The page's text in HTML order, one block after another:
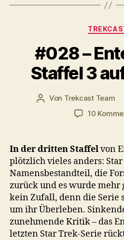
y
#028 –
Staffel 3
Beitragsautor
Von Trekcast Team
10
In der dritten Staffelvon
plötzlich vieles anders:
Namensbestandteil, die
zurück und es wurde mehr
kein Zufall, denn die Serie
um ihr Überleben.
zunehmende Kritik – das
letzten Star Trek-Serie